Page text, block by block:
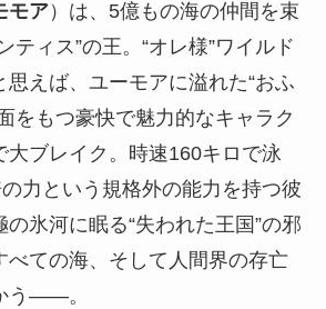
モア）は、5億もの海の仲間を束
ティス”の王。“オレ様”ワイルド
思えば、ユーモアに溢れた“おふ
をもつ豪快で魅力的なキャラク
大ブレイク。時速160キロで泳
力という規格外の能力を持つ彼
氷河に眠る“失われた王国”の邪
べての海、そして人間界の存亡
う――。